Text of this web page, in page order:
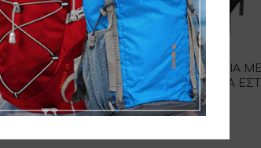
ΜΕ 3
Campfire ΨΗΣΤΑΡΙΑ
ΚΑΥΣΤΗΡΕΣ & EXTRA
25-34719